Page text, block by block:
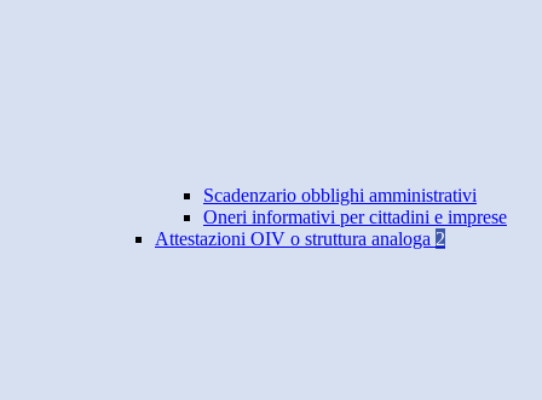
Scadenzario obblighi amministrativi
Oneri informativi per cittadini e imprese
Attestazioni OIV o struttura analoga 2